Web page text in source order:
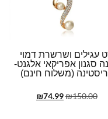
עגילים ושרשרת דמוי
סגנון אפריקאי אלגנט-
(משלוח חינם)
₪150.00
₪74.99